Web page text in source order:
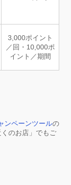
3,000ポイント
／回・10,000ポ
イント／期間
ンペーンツールの
のお店」でもご